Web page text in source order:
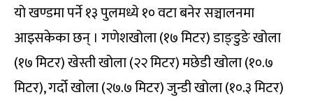
यो खण्डमा पर्ने १३ पुलमध्ये १० वटा बनेर सञ्चालनमा
आइसकेका छन् । गणेशखोला (१७ मिटर) डाङ्डुङे खोला
(१७ मिटर) खेस्ती खोला (२२ मिटर) मछेडी खोला (१०.७
मिटर), गर्दो खोला (२७.७ मिटर) जुन्डी खोला (१०.३ मिटर)